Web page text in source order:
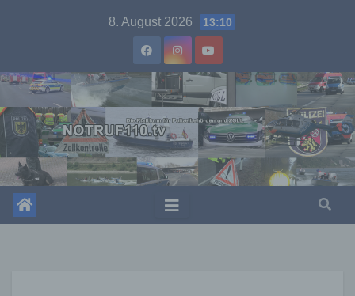
8. August 2026 13:10